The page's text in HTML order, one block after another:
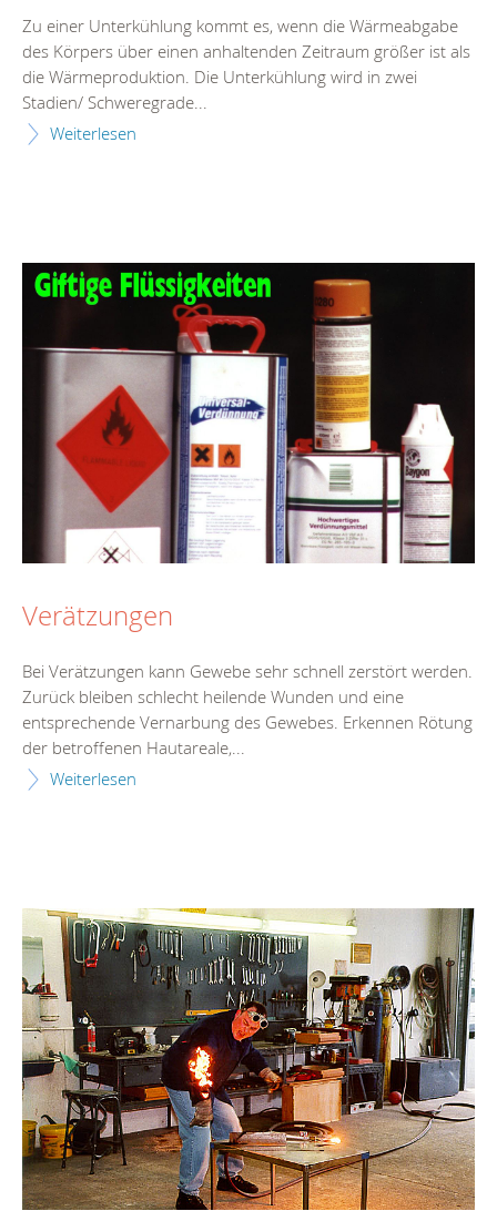
Zu einer Unterkühlung kommt es, wenn die Wärmeabgabe
des Körpers über einen anhaltenden Zeitraum größer ist als
die Wärmeproduktion. Die Unterkühlung wird in zwei
Stadien/ Schweregrade...
Weiterlesen
Verätzungen
Bei Verätzungen kann Gewebe sehr schnell zerstört werden.
Zurück bleiben schlecht heilende Wunden und eine
entsprechende Vernarbung des Gewebes. Erkennen Rötung
der betroffenen Hautareale,...
Weiterlesen